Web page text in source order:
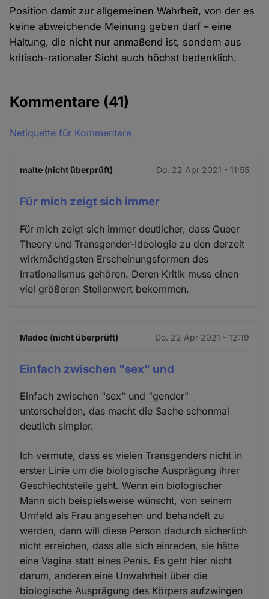
Position damit zur allgemeinen Wahrheit, von der es
keine abweichende Meinung geben darf – eine
Haltung, die nicht nur anmaßend ist, sondern aus
kritisch-rationaler Sicht auch höchst bedenklich.
Kommentare (41)
Netiquette für Kommentare
malte (nicht überprüft) Do. 22 Apr 2021 - 11:55
Für mich zeigt sich immer
Für mich zeigt sich immer deutlicher, dass Queer
Theory und Transgender-Ideologie zu den derzeit
wirkmächtigsten Erscheinungsformen des
Irrationalismus gehören. Deren Kritik muss einen
viel größeren Stellenwert bekommen.
Madoc (nicht überprüft) Do. 22 Apr 2021 - 12:19
Einfach zwischen "sex" und
Einfach zwischen "sex" und "gender"
unterscheiden, das macht die Sache schonmal
deutlich simpler.
Ich vermute, dass es vielen Transgenders nicht in
erster Linie um die biologische Ausprägung ihrer
Geschlechtsteile geht. Wenn ein biologischer
Mann sich beispielsweise wünscht, von seinem
Umfeld als Frau angesehen und behandelt zu
werden, dann will diese Person dadurch sicherlich
nicht erreichen, dass alle sich einreden, sie hätte
eine Vagina statt eines Penis. Es geht hier nicht
darum, anderen eine Unwahrheit über die
biologische Ausprägung des Körpers aufzwingen